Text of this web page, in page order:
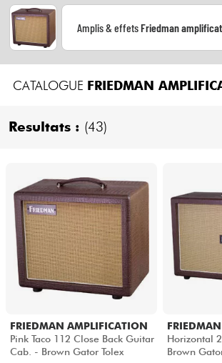
Casques
Micros & HF
DJ
Sono
Batteries & Percu
Vents
Violons & Quatuor
Câbles & Access.
Amplis & effetsFriedman
CATALOGUE FRIEDMAN
Resultats : (43)
FRIEDMAN AMPLIFICATION
Pink Taco 112 Close Back Guitar
Cab. - Brown Gator Tolex
Horizontal
Brown